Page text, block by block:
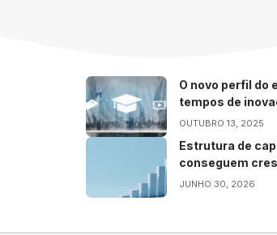
O novo perfil do
tempos de
OUTUBRO 13, 2025
Estrutura de
conseguem
JUNHO 30, 2026